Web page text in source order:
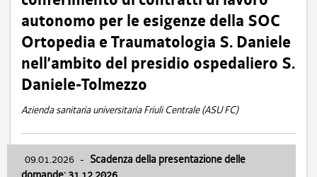
autonomo per le esigenze della SOC
Ortopedia e Traumatologia S. Daniele
nell’ambito del presidio ospedaliero S.
Daniele-Tolmezzo
Azienda sanitaria universitaria Friuli Centrale (ASU FC)
09.01.2026 - Scadenza della presentazione delle